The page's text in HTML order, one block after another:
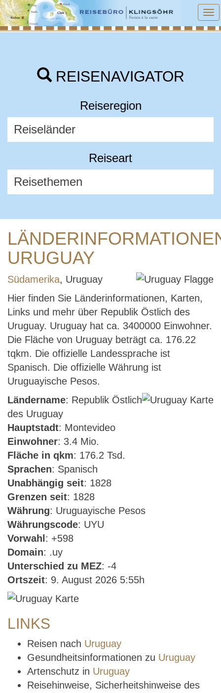
REISENAVIGATOR
Reiseregion
Reiseart
URUGUAY
Südamerika, Uruguay
Hier finden Sie Länderinformationen, Karten,
Links und mehr über Republik Östlich des
Uruguay. Uruguay hat ca. 3400000 Einwohner.
Die Fläche von Uruguay beträgt ca. 176.22
tqkm. Die offizielle Landessprache ist
Spanisch. Die offizielle Währung ist
Uruguayische Pesos.
Ländername: Republik Östlich
des Uruguay
Hauptstadt: Montevideo
Einwohner: 3.4 Mio.
Fläche in qkm: 176.2 Tsd.
Sprachen: Spanisch
Unabhängig seit: 1828
Grenzen seit: 1828
Währung: Uruguayische Pesos
Währungscode: UYU
Vorwahl : +598
Domain: .uy
Unterschied zu MEZ: -4
Ortszeit: 9. August 2026 5:55h
LINKS
Reisen nach Uruguay
Gesundheitsinformationen zu Uruguay
Artenschutz in Uruguay
Reisehinweise, Sicherheitshinweise des